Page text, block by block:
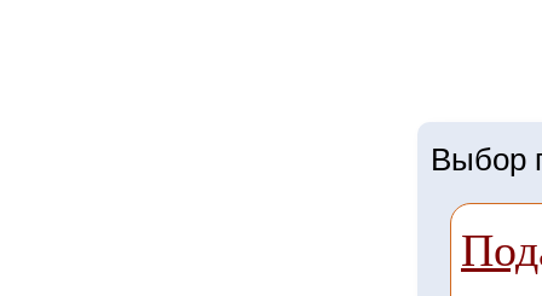
Выбор